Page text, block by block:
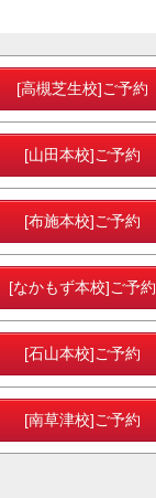
[高槻芝生校]ご予約
[山田本校]ご予約
[布施本校]ご予約
[なかもず本校]ご予約
[石山本校]ご予約
[南草津校]ご予約